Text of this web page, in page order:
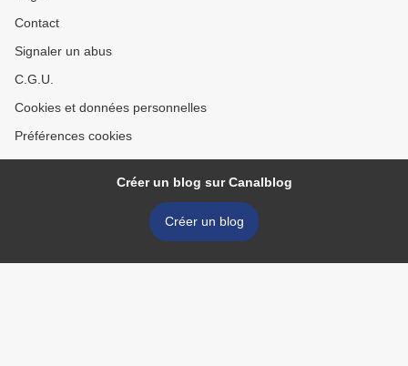
Contact
Signaler un abus
C.G.U.
Cookies et données personnelles
Préférences cookies
Créer un blog sur Canalblog
Créer un blog